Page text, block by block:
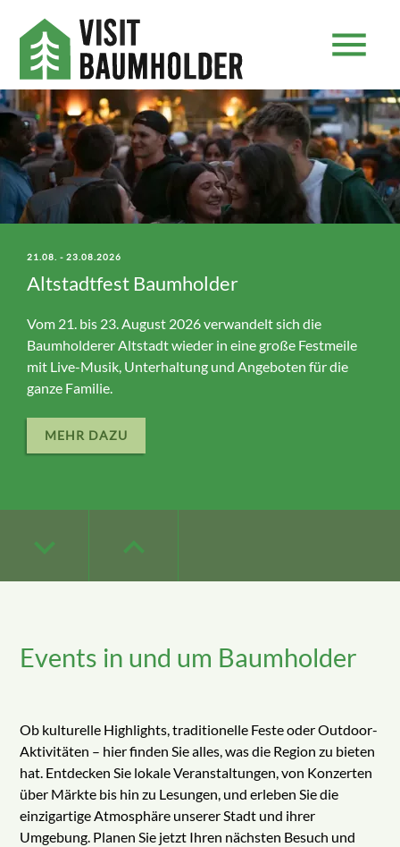
menu
21.08. - 23.08.2026
Altstadtfest Baumholder
Vom 21. bis 23. August 2026 verwandelt sich die
Baumholderer Altstadt wieder in eine große Festmeile
mit Live-Musik, Unterhaltung und Angeboten für die
ganze Familie.
MEHR DAZU
keyboard_arrow_down keyboard_arrow_up
Kirmes in Baumholder
MEHR DAZU
keyboard_arrow_down keyboard_arrow_up
Genussmarkt Baumholder
der Aromen mit über 20 Ständen, die lokale
Köstlichkeiten und internationale Delikatessen
MEHR DAZU
keyboard_arrow_down keyboard_arrow_up
Events in und um Baumholder
Ob kulturelle Highlights, traditionelle Feste oder Outdoor-
Aktivitäten – hier finden Sie alles, was die Region zu bieten
hat. Entdecken Sie lokale Veranstaltungen, von Konzerten
über Märkte bis hin zu Lesungen, und erleben Sie die
einzigartige Atmosphäre unserer Stadt und ihrer
Umgebung. Planen Sie jetzt Ihren nächsten Besuch und